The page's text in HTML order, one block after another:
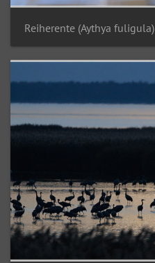
Reiherente (Aythya fuligula)